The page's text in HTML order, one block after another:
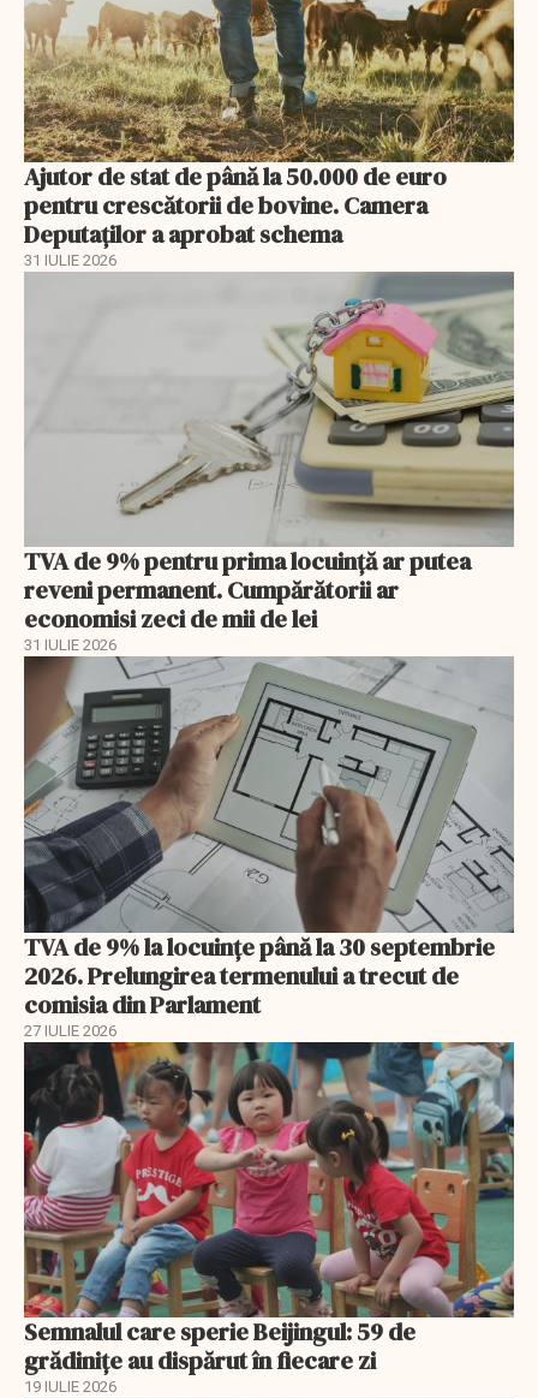
Ajutor de stat de până la 50.000 de euro
pentru crescătorii de bovine. Camera
Deputaților a aprobat schema
31 IULIE 2026
TVA de 9% pentru prima locuință ar putea
reveni permanent. Cumpărătorii ar
economisi zeci de mii de lei
31 IULIE 2026
TVA de 9% la locuințe până la 30 septembrie
2026. Prelungirea termenului a trecut de
comisia din Parlament
27 IULIE 2026
Semnalul care sperie Beijingul: 59 de
grădinițe au dispărut în fiecare zi
19 IULIE 2026